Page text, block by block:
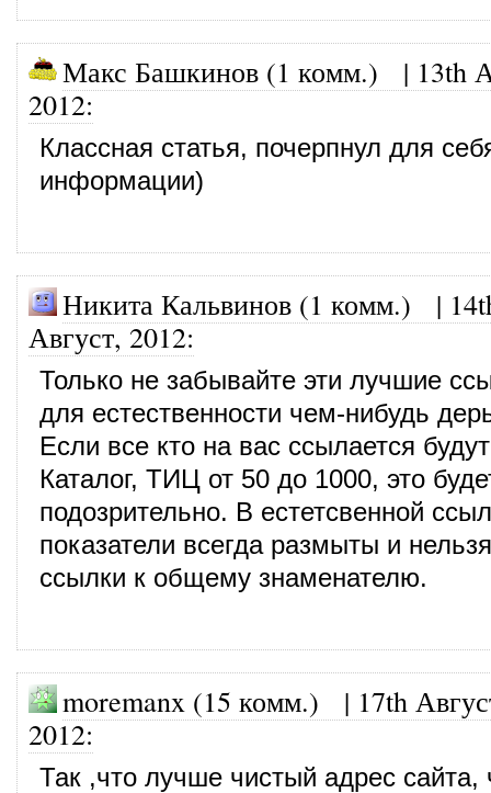
Макс Башкинов (1 комм.) | 13th
2012:
Классная статья, почерпнул для
информации)
Никита Кальвинов (1 комм.) |
Август, 2012:
Только не забывайте эти лучшие
для естественности чем-нибудь
Если все кто на вас ссылается
Каталог, ТИЦ от 50 до 1000, это
подозрительно. В естетсвенной
показатели всегда размыты и
ссылки к общему знаменателю.
moremanx (15 комм.) | 17th
2012:
Так ,что лучше чистый адрес сайта,